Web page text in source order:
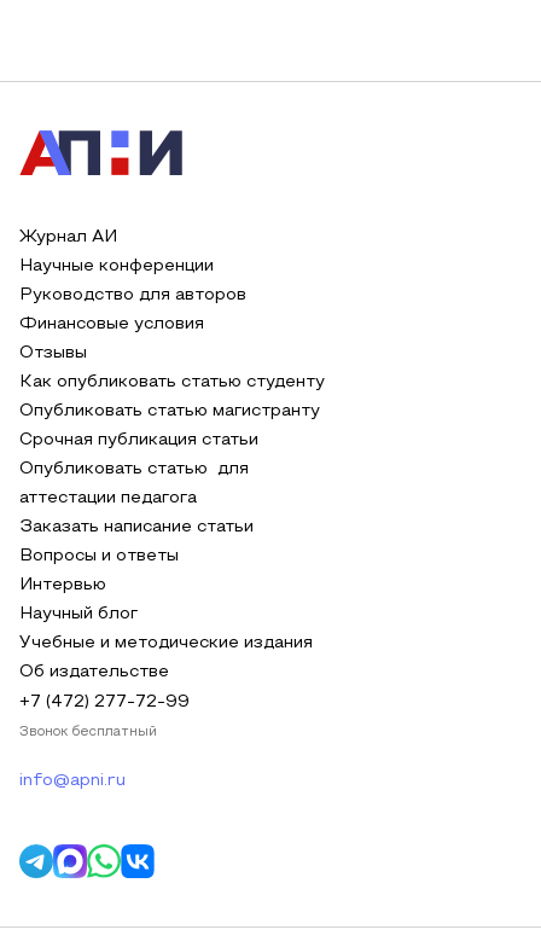
Журнал АИ
Научные конференции
Руководство для авторов
Финансовые условия
Отзывы
Как опубликовать статью студенту
Опубликовать статью магистранту
Срочная публикация статьи
Опубликовать статью для
аттестации педагога
Заказать написание статьи
Вопросы и ответы
Интервью
Научный блог
Учебные и методические издания
Об издательстве
+7 (472) 277-72-99
Звонок бесплатный
info@apni.ru